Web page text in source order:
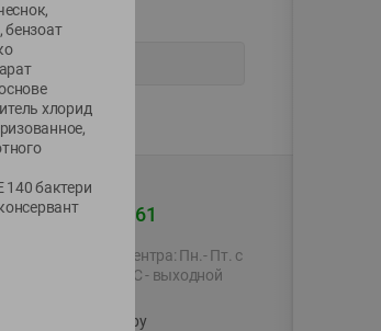
44 560-60-61
Время работы Call-центра: Пн.- Пт. с
09.00 до 17.00, СБ, ВС - выходной
shop@green-market.by
бензоат
хлорид
бактери